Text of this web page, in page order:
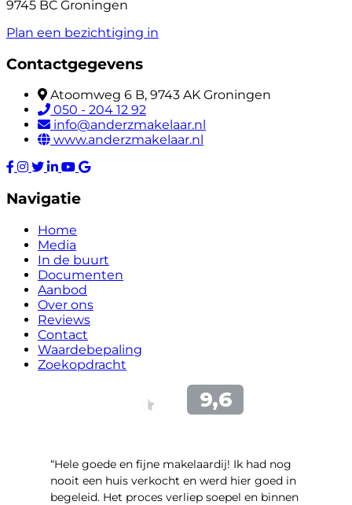
9745 BC Groningen
Plan een bezichtiging in
Contactgegevens
Atoomweg 6 B, 9743 AK Groningen
050 - 204 12 92
info@anderzmakelaar.nl
www.anderzmakelaar.nl
Navigatie
Home
Media
In de buurt
Documenten
Aanbod
Over ons
Reviews
Contact
Waardebepaling
Zoekopdracht
“Hele goede en fijne makelaardij! Ik had nog
nooit een huis verkocht en werd hier goed in
begeleid. Het proces verliep soepel en binnen